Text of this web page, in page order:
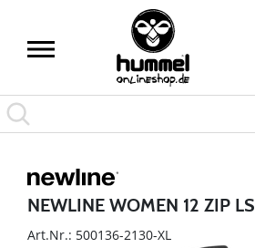
NEWLINE WOMEN 12 ZIP LS
Art.Nr.: 500136-2130-XL